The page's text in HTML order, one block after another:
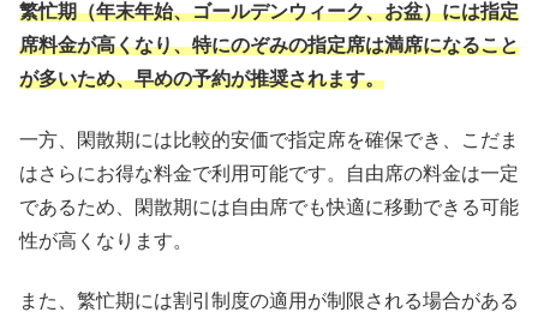
繁忙期（年末年始、ゴールデンウィーク、お盆）には指定
席料金が高くなり、特にのぞみの指定席は満席になること
が多いため、早めの予約が推奨されます。
一方、閑散期には比較的安価で指定席を確保でき、こだま
はさらにお得な料金で利用可能です。自由席の料金は一定
であるため、閑散期には自由席でも快適に移動できる可能
性が高くなります。
また、繁忙期には割引制度の適用が制限される場合がある